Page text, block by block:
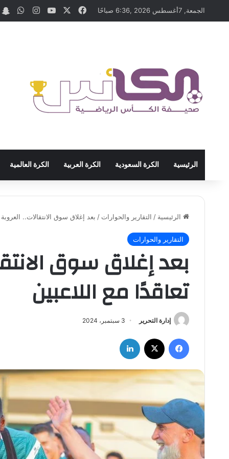
الجمعة, 7أغسطس 2026 ,6:36 صباحًا فيسبوك ‫YouTubeانستقرام
الرئيسية الكرة السعودية الكرة العربية الكرة العالمية
الرئيسية / التقارير والحوارات / بعد إغلاق سوق الانتقالات.. العروبة
التقارير والحوارات
بعد إغلاق سوق
تعاقدًا مع اللاعبين
إدارة التحرير 3 سبتمبر، 2024